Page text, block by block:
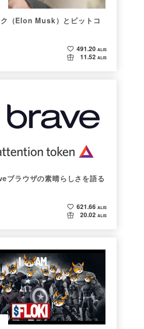
（Elon Musk）とビットコ
491.20 ALIS
11.52 ALIS
ブラウザの素晴らしさを語る
621.66 ALIS
20.02 ALIS